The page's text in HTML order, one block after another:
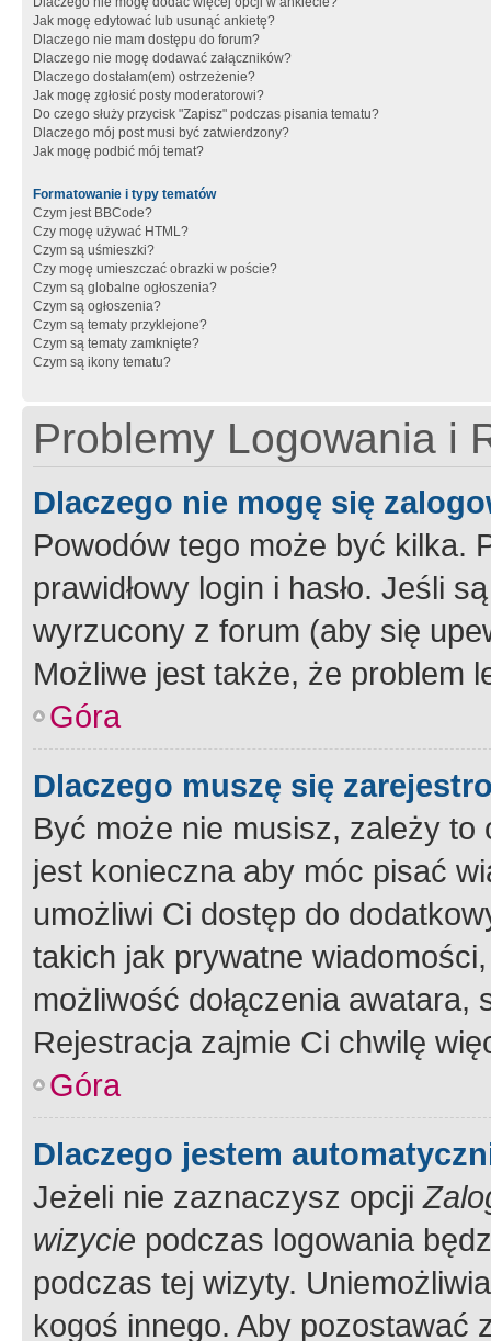
Jak mogę edytować lub usunąć ankietę?
Dlaczego nie mam dostępu do forum?
Dlaczego nie mogę dodawać załączników?
Dlaczego dostałam(em) ostrzeżenie?
Jak mogę zgłosić posty moderatorowi?
Do czego służy przycisk "Zapisz" podczas pisania tematu?
Dlaczego mój post musi być zatwierdzony?
Jak mogę podbić mój temat?
Formatowanie i typy tematów
Czym jest BBCode?
Czy mogę używać HTML?
Czym są uśmieszki?
Czy mogę umieszczać obrazki w poście?
Czym są globalne ogłoszenia?
Czym są ogłoszenia?
Czym są tematy przyklejone?
Czym są tematy zamknięte?
Czym są ikony tematu?
Problemy Logowania i
Dlaczego nie mogę się
Powodów tego może być kilka.
prawidłowy login i hasło. Jeśli
wyrzucony z forum (aby się
Możliwe jest także, że problem
Góra
Dlaczego muszę się
Być może nie musisz, zależy
jest konieczna aby móc pisać
umożliwi Ci dostęp do
takich jak prywatne
możliwość dołączenia
Rejestracja zajmie Ci chwilę
Góra
Dlaczego jestem
Jeżeli nie zaznaczysz opcji
wizycie podczas logowania
podczas tej wizyty.
kogoś innego. Aby pozostawać